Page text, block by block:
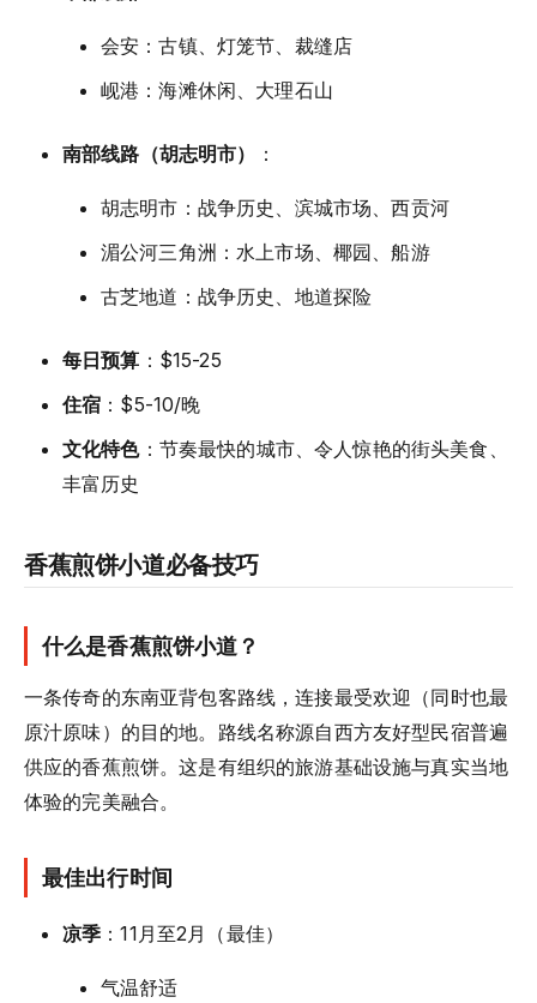
会安：古镇、灯笼节、裁缝店
岘港：海滩休闲、大理石山
南部线路（胡志明市） ：
胡志明市：战争历史、滨城市场、西贡河
湄公河三角洲：水上市场、椰园、船游
古芝地道：战争历史、地道探险
每日预算 ：$15-25
住宿 ：$5-10/晚
文化特色：节奏最快的城市、令人惊艳的街头美食、
丰富历史
香蕉煎饼小道必备技巧
什么是香蕉煎饼小道？
一条传奇的东南亚背包客路线，连接最受欢迎（同时也最
原汁原味）的目的地。路线名称源自西方友好型民宿普遍
供应的香蕉煎饼。这是有组织的旅游基础设施与真实当地
体验的完美融合。
最佳出行时间
凉季 ：11月至2月（最佳）
气温舒适